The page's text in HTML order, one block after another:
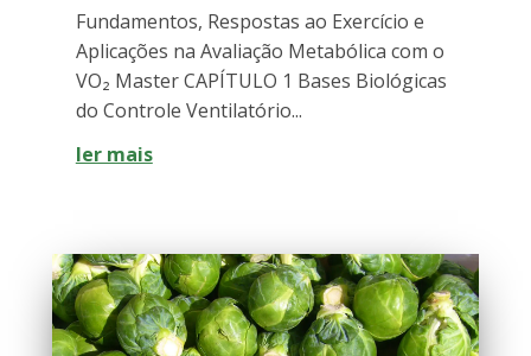
Fundamentos, Respostas ao Exercício e
Aplicações na Avaliação Metabólica com o
VO₂ Master CAPÍTULO 1 Bases Biológicas
do Controle Ventilatório...
ler mais